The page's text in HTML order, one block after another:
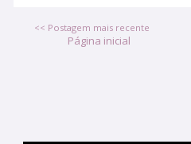
<< Postagem mais recente
Página inicial